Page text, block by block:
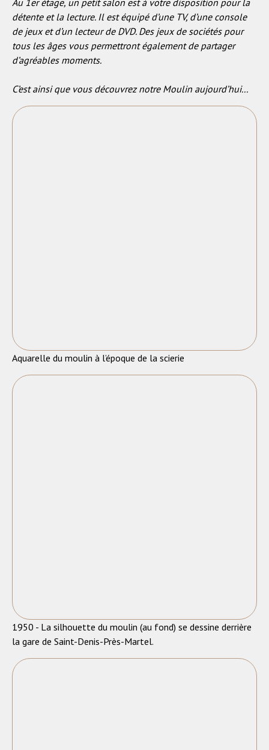
détente et la lecture. Il est équipé d’une TV, d’une console
de jeux et d’un lecteur de DVD. Des jeux de sociétés pour
tous les âges vous permettront également de partager
d’agréables moments.
C’est ainsi que vous découvrez notre Moulin aujourd’hui...
Aquarelle du moulin à l’époque de la scierie
1950 - La silhouette du moulin (au fond) se dessine derrière
la gare de Saint-Denis-Près-Martel.